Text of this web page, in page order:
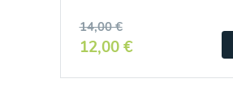
14,00 €
12,00 €